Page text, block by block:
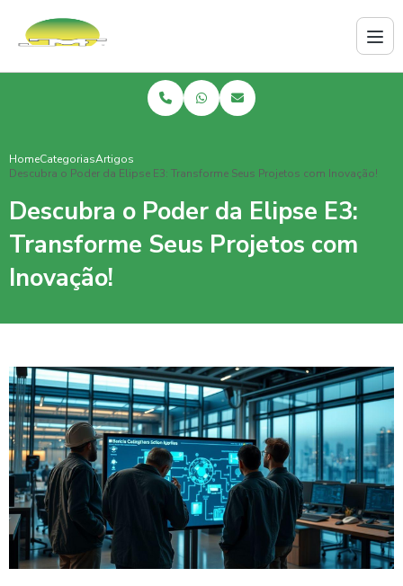
HomeCategoriasArtigos
Descubra o Poder da Elipse E3: Transforme Seus Projetos com Inovação!
Descubra o Poder da Elipse E3:
Transforme Seus Projetos com
Inovação!